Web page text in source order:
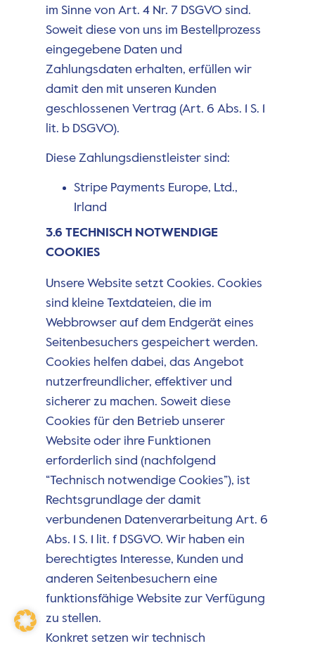
im Sinne von Art. 4 Nr. 7 DSGVO sind.
Soweit diese von uns im Bestellprozess
eingegebene Daten und
Zahlungsdaten erhalten, erfüllen wir
damit den mit unseren Kunden
geschlossenen Vertrag (Art. 6 Abs. 1 S. 1
lit. b DSGVO).
Diese Zahlungsdienstleister sind:
Stripe Payments Europe, Ltd.,
Irland
3.6 TECHNISCH NOTWENDIGE
COOKIES
Unsere Website setzt Cookies. Cookies
sind kleine Textdateien, die im
Webbrowser auf dem Endgerät eines
Seitenbesuchers gespeichert werden.
Cookies helfen dabei, das Angebot
nutzerfreundlicher, effektiver und
sicherer zu machen. Soweit diese
Cookies für den Betrieb unserer
Website oder ihre Funktionen
erforderlich sind (nachfolgend
“Technisch notwendige Cookies”), ist
Rechtsgrundlage der damit
verbundenen Datenverarbeitung Art. 6
Abs. 1 S. 1 lit. f DSGVO. Wir haben ein
berechtigtes Interesse, Kunden und
anderen Seitenbesuchern eine
funktionsfähige Website zur Verfügung
zu stellen.
Konkret setzen wir technisch